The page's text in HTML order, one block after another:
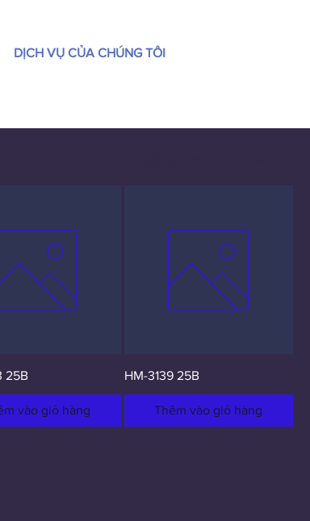
DỊCH VỤ CỦA CHÚNG TÔI
25B
vào giỏ hàng
HM-3139 25B
Thêm vào giỏ hàng